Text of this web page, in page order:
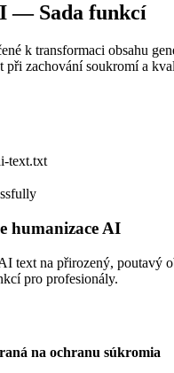
— Sada funkcí
k transformaci obsahu
při zachování soukromí a
text.txt
humanizace AI
text na přirozený, poutavý
pro profesionály.
na ochranu súkromia